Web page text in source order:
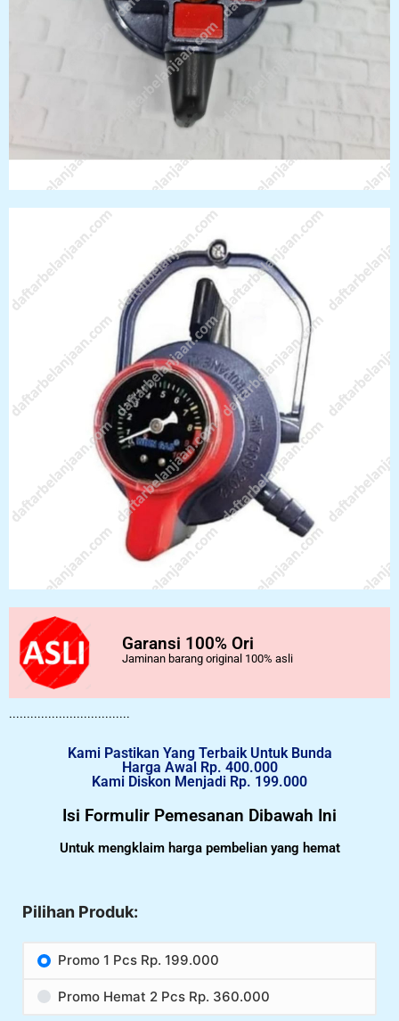
Garansi 100% Ori
Jaminan barang original 100% asli
..................................
Kami Pastikan Yang Terbaik Untuk Bunda
Harga Awal Rp. 400.000
Kami Diskon Menjadi Rp. 199.000
Isi Formulir Pemesanan Dibawah Ini
Untuk mengklaim harga pembelian yang hemat
Pilihan Produk:
Promo 1 Pcs Rp. 199.000
Promo Hemat 2 Pcs Rp. 360.000